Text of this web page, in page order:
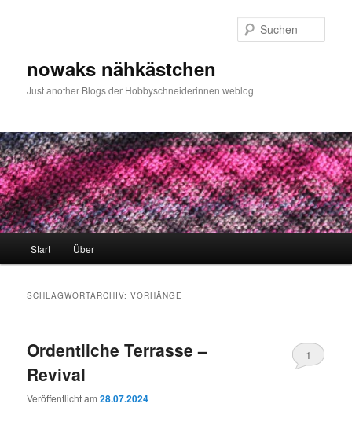
nowaks nähkästchen
Just another Blogs der Hobbyschneiderinnen weblog
Start Über
SCHLAGWORTARCHIV:VORHÄNGE
Ordentliche Terrasse –
Revival
Veröffentlicht am28.07.2024
1